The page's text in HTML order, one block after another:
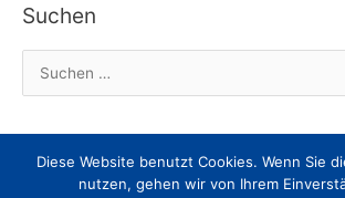
h
i
Suchen
u
Impressum Datenschutz
Nachricht an
Diese Website benutzt Cookies. Wenn Sie
nutzen, gehen wir von Ihrem